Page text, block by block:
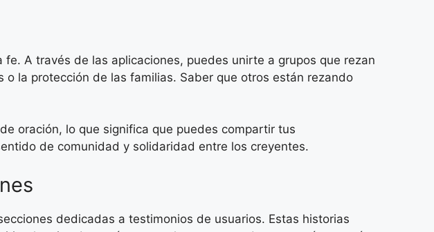
A través de las aplicaciones, puedes unirte a grupos que rezan
la protección de las familias. Saber que otros están rezando
oración, lo que significa que puedes compartir tus
de comunidad y solidaridad entre los creyentes.
dedicadas a testimonios de usuarios. Estas historias